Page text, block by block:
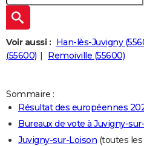
Essais
Réserver un essai
Citadines
Berlines
SUV
Forum auto
+HIGH-TECH
Mobiles
Meilleur smartphone
Internet
Ordinateurs
Jeux vidéo
Guide high-tech
+
BRICOLAGE
Forum
Aménagement intérieur
Extérieur
Cuisine
Salle de bains
Jardinage
Rangement
+
LIFESTYLE
Art de vivre
Bien-être
Loisirs
Mode
Modes de vie
SANTE
Alimentation
Guide de la santé
Maladies
Médicaments
Sommeil
VOYAGE
Voir aussi : Han-lès-Juvigny
(55600)
Remoiville (55600)
Sommaire :
Résultat des européennes
Bureaux de vote à Juvigny-
Juvigny-sur-Loison (toutes